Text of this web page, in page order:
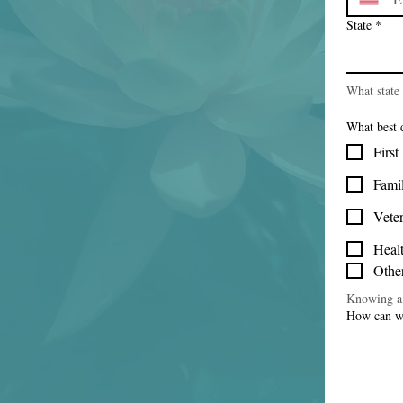
State *
What
What best
First
Knowing
How can